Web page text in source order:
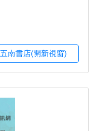
五南書店(開新視窗)